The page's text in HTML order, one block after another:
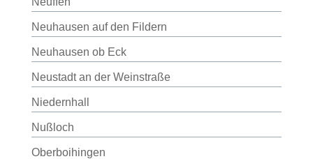
Neuhausen auf den Fildern
Neuhausen ob Eck
Neustadt an der Weinstraße
Niedernhall
Nußloch
Oberboihingen